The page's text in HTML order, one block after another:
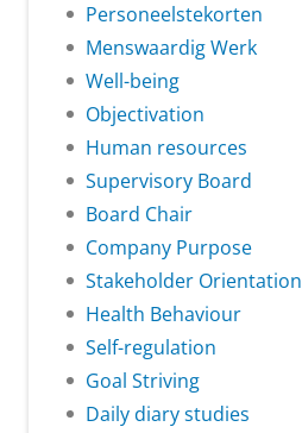
Personeelstekorten
Menswaardig Werk
Well-being
Objectivation
Human resources
Supervisory Board
Board Chair
Company Purpose
Stakeholder Orientation
Health Behaviour
Self-regulation
Goal Striving
Daily diary studies